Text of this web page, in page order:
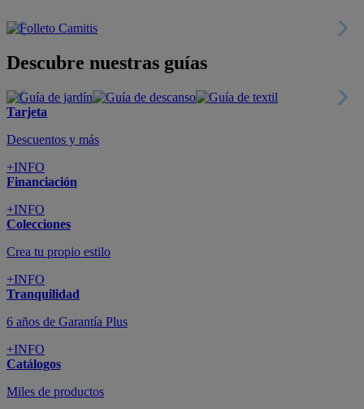
Descubre nuestras guías
Tarjeta
Descuentos y más
+INFO
Financiación
+INFO
Colecciones
Crea tu propio estilo
+INFO
Tranquilidad
6 años de Garantía Plus
+INFO
Catálogos
Miles de productos